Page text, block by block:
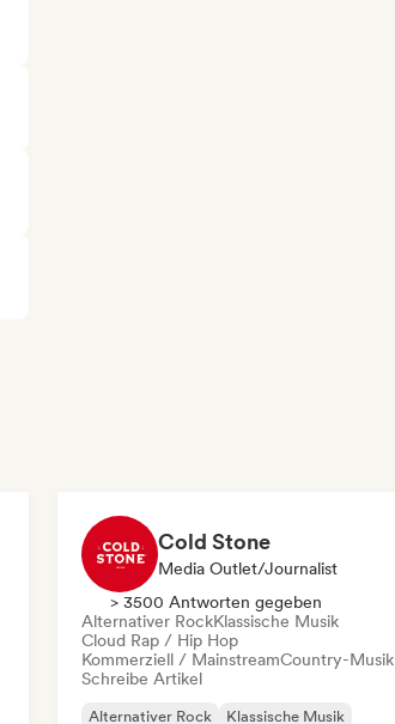
Cold Stone
Media Outlet/Journalist
> 3500 Antworten gegeben
Alternativer RockKlassische Musik
Cloud Rap / Hip Hop
Kommerziell / MainstreamCountry-Musik
Schreibe Artikel
Alternativer Rock
Klassische Musik